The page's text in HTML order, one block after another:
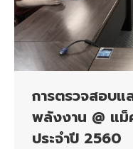
การตรวจสอบแ
พลังงาน @ แ
ประจำปี 2560